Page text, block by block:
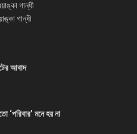
গান্ধী
গান্ধী
আবাদ
মনে হয় না